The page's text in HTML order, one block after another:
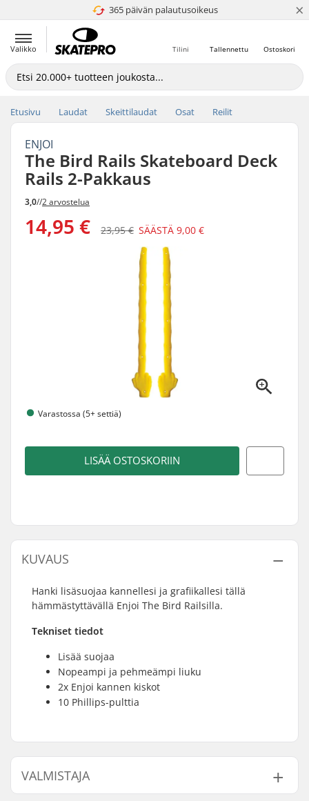
365 päivän palautusoikeus
4.8 / 5 ×
Valikko Ostoskori
Tallennettu
Tilini
Etusivu Laudat Skeittilaudat Osat Reilit
ENJOI
The Bird Rails Skateboard Deck
Rails 2-Pakkaus
3,0//2 arvostelua
14,95 € 23,95 € SÄÄSTÄ 9,00 €
Varastossa (5+ settiä)
LISÄÄ OSTOSKORIIN
KUVAUS
Hanki lisäsuojaa kannellesi ja grafiikallesi tällä
hämmästyttävällä Enjoi The Bird Railsilla.
Tekniset tiedot
Lisää suojaa
Nopeampi ja pehmeämpi liuku
2x Enjoi kannen kiskot
10 Phillips-pulttia
VALMISTAJA